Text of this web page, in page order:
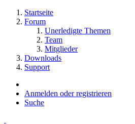
Startseite
Forum
Unerledigte Themen
Team
Mitglieder
Downloads
Support
Anmelden oder registrieren
Suche